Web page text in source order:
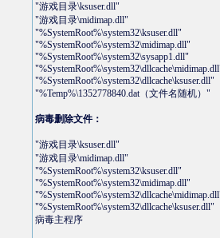
"游戏目录\ksuser.dll"
"游戏目录\midimap.dll"
"%SystemRoot%\system32\ksuser.dll"
"%SystemRoot%\system32\midimap.dll"
"%SystemRoot%\system32\sysapp1.dll"
"%SystemRoot%\system32\dllcache\ksuser.dll"
"%Temp%\1352778840.dat（文件名随机）"
病毒删除文件：
"游戏目录\ksuser.dll"
"游戏目录\midimap.dll"
"%SystemRoot%\system32\ksuser.dll"
"%SystemRoot%\system32\midimap.dll"
"%SystemRoot%\system32\dllcache\ksuser.dll"
病毒主程序